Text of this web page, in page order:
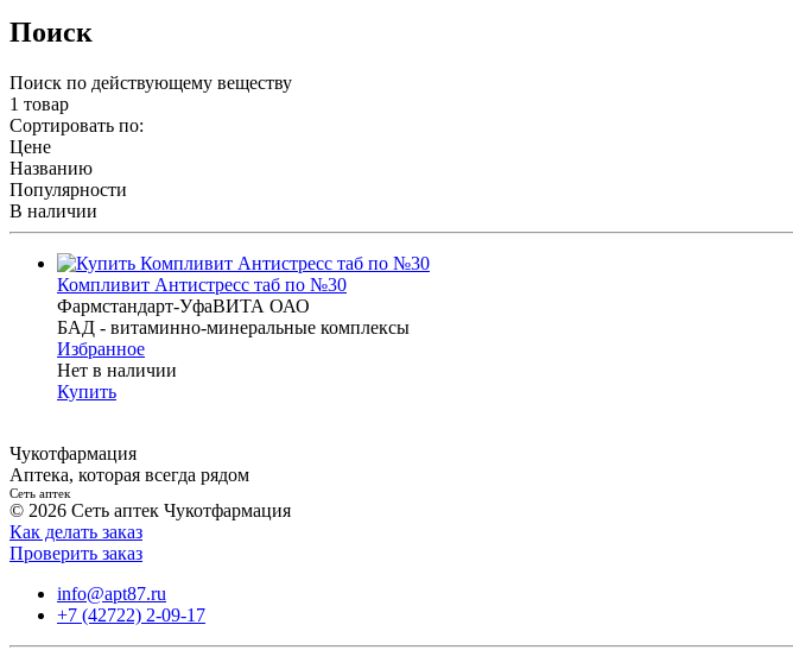
Поиск
Поиск по действующему веществу
1 товар
Сортировать по:
Цене
Названию
Популярности
В наличии
Компливит Антистресс таб по №30
Фармстандарт-УфаВИТА ОАО
БАД - витаминно-минеральные комплексы
Избранное
Нет в наличии
Купить
Чукотфармация
Аптека, которая всегда рядом
Сеть аптек
© 2026 Сеть аптек Чукотфармация
Как делать заказ
Проверить заказ
info@apt87.ru
+7 (42722) 2-09-17